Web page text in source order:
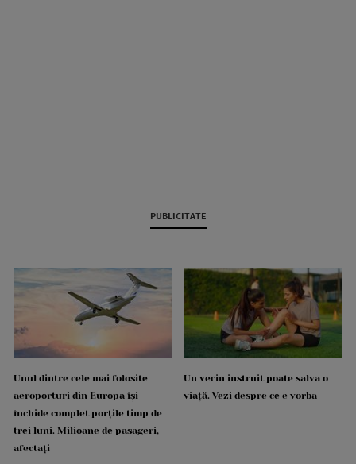
PUBLICITATE
Unul dintre cele mai folosite
aeroporturi din Europa își
închide complet porțile timp de
trei luni. Milioane de pasageri,
afectați
Un vecin instruit poate salva o
viață. Vezi despre ce e vorba